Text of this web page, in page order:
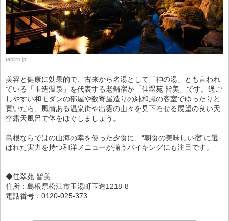
tabiiro.jp
美容と健康に効果的で、古来から名湯として「神の湯」とも言われ
ている「玉造温泉」を代表する老舗宿が「佳翠苑 皆美」です。過ご
しやすい和モダンの部屋や数寄屋造りの純和風の客室でゆったりと
寛いだら、風情ある温泉街や出雲の山々を見下ろせる展望の良い天
空露天風呂で体をほぐしましょう。
島根ならではの山海の幸を使った夕食に、“朝食の美味しい宿”に選
ばれた実力を持つ和洋メニューが揃うバイキングにも注目です。
◆佳翠苑 皆美
住所：島根県松江市玉湯町玉造1218-8
電話番号：0120-025-373